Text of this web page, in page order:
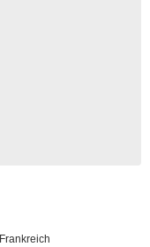
Frankreich